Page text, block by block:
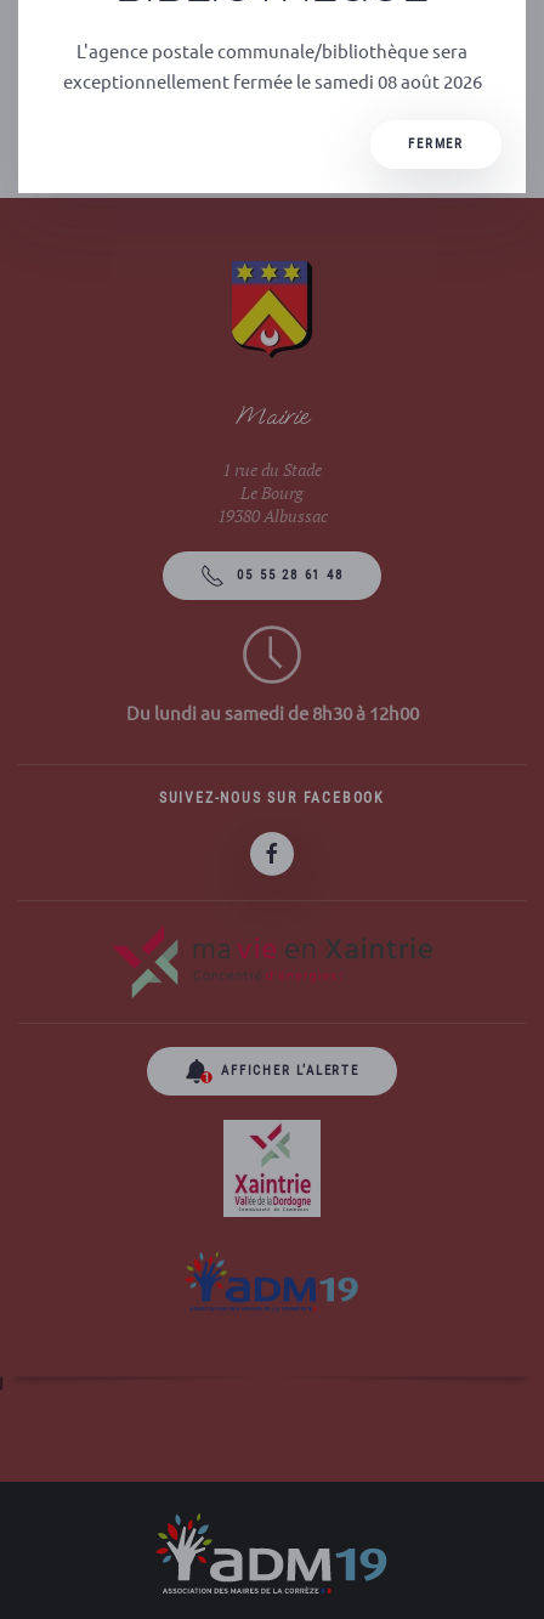
Mairie
1 rue du Stade
Le Bourg
19380 Albussac
05 55 28 61 48
Du lundi au samedi de 8h30 à 12h00
SUIVEZ-NOUS SUR FACEBOOK
AFFICHER L’ALERTE
L'agence postale communale/bibliothèque sera
exceptionnellement fermée le samedi 08 août 2026
FERMER